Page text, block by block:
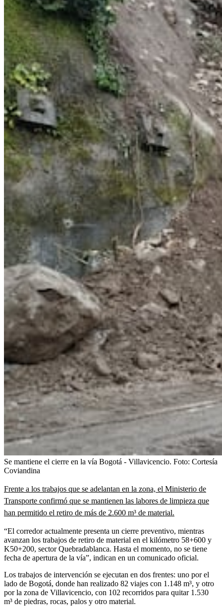
Se mantiene el cierre en la vía Bogotá - Villavicencio. Foto: Cortesía
Coviandina
Frente a los trabajos que se adelantan en la zona, el Ministerio de
Transporte confirmó que se mantienen las labores de limpieza que
han permitido el retiro de más de 2.600 m³ de material.
“El corredor actualmente presenta un cierre preventivo, mientras
avanzan los trabajos de retiro de material en el kilómetro 58+600 y
K50+200, sector Quebradablanca. Hasta el momento, no se tiene
fecha de apertura de la vía”, indican en un comunicado oficial.
Los trabajos de intervención se ejecutan en dos frentes: uno por el
lado de Bogotá, donde han realizado 82 viajes con 1.148 m³, y otro
por la zona de Villavicencio, con 102 recorridos para quitar 1.530
m³ de piedras, rocas, palos y otro material.